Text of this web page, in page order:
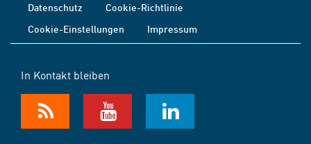
Datenschutz
Cookie-Richtlinie
Cookie-Einstellungen
Impressum
In Kontakt bleiben